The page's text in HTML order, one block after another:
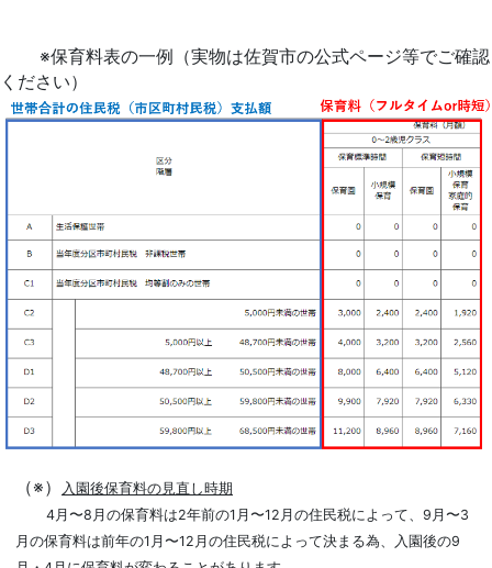
※保育料表の一例（実物は佐賀市の公式ページ等でご確認
ください）
（※）
入園後保育料の見直し時期
4月〜8月の保育料は2年前の1月〜12月の住民税によって、9月〜3
月の保育料は前年の1月〜12月の住民税によって決まる為、入園後の9